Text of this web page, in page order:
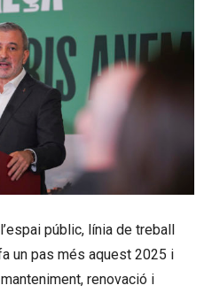
públic, línia de treball
un pas més aquest 2025 i
renovació i